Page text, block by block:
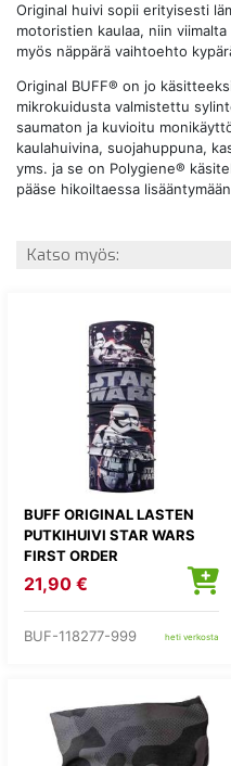
Original huivi sopii erityisesti
motoristien kaulaa, niin
myös näppärä vaihtoehto
Original BUFF® on jo
mikrokuidusta valmistettu
saumaton ja kuvioitu
kaulahuivina, suojahuppuna,
yms. ja se on Polygiene®
pääse hikoiltaessa
Katso myös:
BUFF ORIGINAL LASTEN
PUTKIHUIVI STAR WARS
FIRST ORDER
21,90 €
BUF-118277-999 heti verkosta